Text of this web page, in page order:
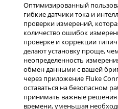
Оптимизированный
гибкие датчики тока и
проверки измерений,
количество ошибок
проверке и коррекции
делают установку проще,
неопределенность
обмен данными с вашей
через приложение Fluke
оставаться на безопасном
принимать важные
времени, уменьшая